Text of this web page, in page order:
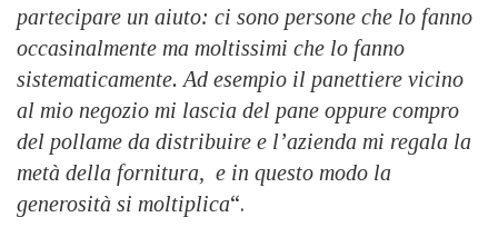
partecipare un aiuto: ci sono persone che lo fanno
occasinalmente ma moltissimi che lo fanno
sistematicamente. Ad esempio il panettiere vicino
al mio negozio mi lascia del pane oppure compro
del pollame da distribuire e l’azienda mi regala la
metà della fornitura, e in questo modo la
generosità si moltiplica“.